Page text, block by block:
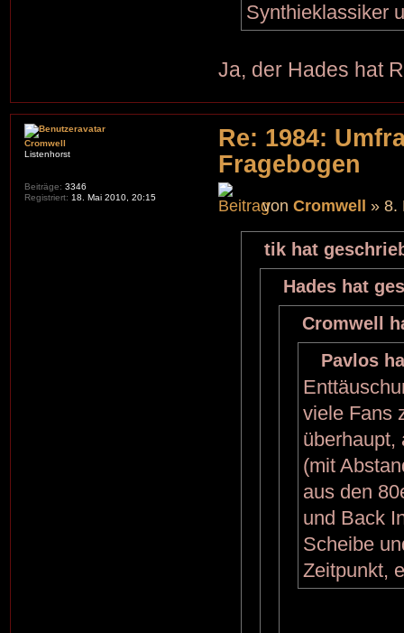
Synthieklassiker
Ja, der Hades hat
Re: 1984:
Fragebogen
vonCromwell » 8.
tik hat
Hades hat
Cromwell
Pavlos
viele Fans
überhaupt,
(mit
aus den
und Back
Scheibe
Zeitpunkt,
Cromwell
Listenhorst
Beiträge: 3346
Registriert: 18. Mai 2010, 20:15